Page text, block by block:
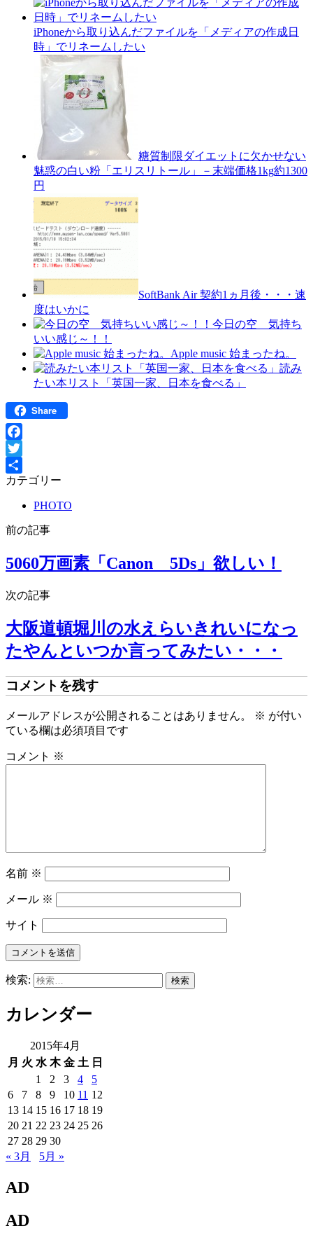
iPhoneから取り込んだファイルを「メディアの作成日
時」でリネームしたい
糖質制限ダイエットに欠かせない
魅惑の白い粉「エリスリトール」－末端価格1kg約1300
円
SoftBank Air 契約1ヵ月後・・・速
度はいかに
今日の空 気持ち
いい感じ～！！
Apple music 始まったね。
読み
たい本リスト「英国一家、日本を食べる」
Share
Facebook
Twitter
共
カテゴリー
PHOTO
前の記事
5060万画素「Canon 5Ds」欲しい！
次の記事
大阪道頓堀川の水えらいきれいになっ
たやんといつか言ってみたい・・・
コメントを残す
メールアドレスが公開されることはありません。 ※ が付い
ている欄は必須項目です
コメント ※
名前 ※
メール ※
サイト
検索:
カレンダー
2015年4月
月 火 水 木 金 土 日
1
2 3 4
5
6
7 8 9 10 11 12
13 14 15 16 17 18 19
20 21 22 23 24 25 26
27 28 29 30
« 3月
5月 »
AD
AD